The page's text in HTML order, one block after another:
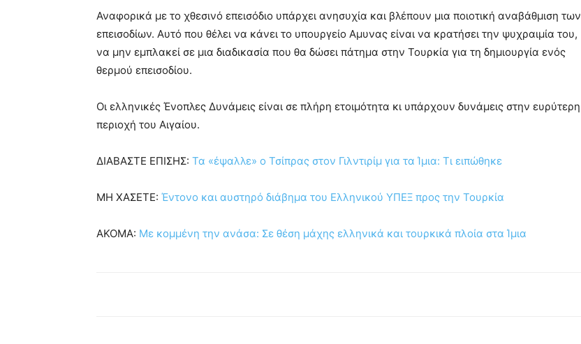
Αναφορικά με το χθεσινό επεισόδιο υπάρχει ανησυχία και βλέπουν μια ποιοτική αναβάθμιση των
επεισοδίων. Αυτό που θέλει να κάνει το υπουργείο Αμυνας είναι να κρατήσει την ψυχραιμία του,
να μην εμπλακεί σε μια διαδικασία που θα δώσει πάτημα στην Τουρκία για τη δημιουργία ενός
θερμού επεισοδίου.
Οι ελληνικές Ένοπλες Δυνάμεις είναι σε πλήρη ετοιμότητα κι υπάρχουν δυνάμεις στην ευρύτερη
περιοχή του Αιγαίου.
ΔΙΑΒΑΣΤΕ ΕΠΙΣΗΣ: Τα «έψαλλε» ο Τσίπρας στον Γιλντιρίμ για τα Ίμια: Τι ειπώθηκε
ΜΗ ΧΑΣΕΤΕ: Έντονο και αυστηρό διάβημα του Ελληνικού ΥΠΕΞ προς την Τουρκία
ΑΚΟΜΑ: Με κομμένη την ανάσα: Σε θέση μάχης ελληνικά και τουρκικά πλοία στα Ίμια